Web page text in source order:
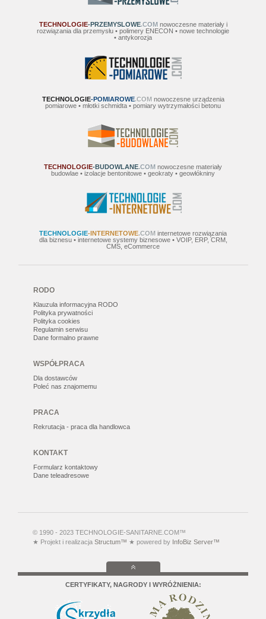
TECHNOLOGIE-PRZEMYSLOWE.COMnowoczesne materiały i
rozwiązania dla przemysłu • polimery ENECON • nowe technologie
• antykorozja
TECHNOLOGIE-POMIAROWE.COMnowoczesne urządzenia
pomiarowe • młotki schmidta • pomiary wytrzymałości betonu
TECHNOLOGIE-BUDOWLANE.COM nowoczesne materiały
budowlae • izolacje bentonitowe • geokraty • geowłókniny
TECHNOLOGIE-INTERNETOWE.COM internetowe rozwiązania
dla biznesu • internetowe systemy biznesowe • VOIP, ERP, CRM,
CMS, eCommerce
RODO
Klauzula informacyjna RODO
Polityka prywatności
Polityka cookies
Regulamin serwisu
Dane formalno prawne
WSPÓŁPRACA
Dla dostawców
Poleć nas znajomemu
PRACA
Rekrutacja - praca dla handlowca
KONTAKT
Formularz kontaktowy
Dane teleadresowe
© 1990 - 2023 TECHNOLOGIE-SANITARNE.COM™
★ Projekt i realizacja Structum™ ★ powered by InfoBiz Server™
CERTYFIKATY, NAGRODY I WYRÓŻNIENIA: